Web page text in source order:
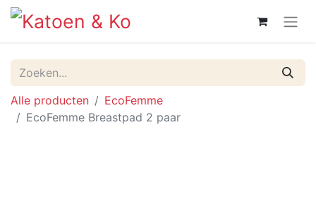
Alle producten
EcoFemme
EcoFemme Breastpad 2 paar